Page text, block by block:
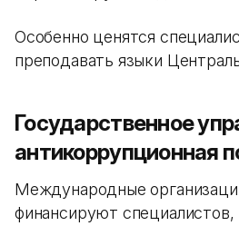
Особенно ценятся
преподавать языки
Государственное
антикоррупционная
Международные
финансируют